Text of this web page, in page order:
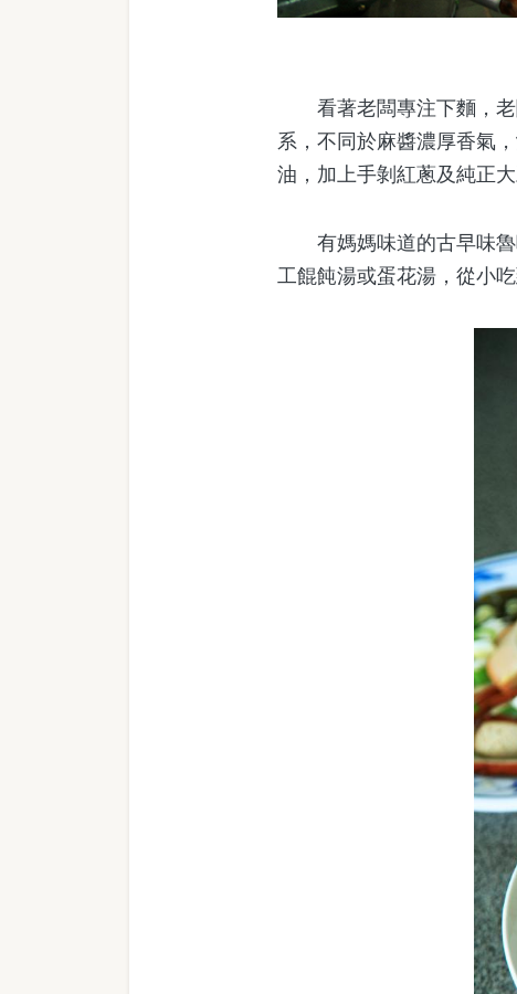
看著老闆專注下麵，老
系，不同於麻醬濃厚香氣
油，加上手剝紅蔥及純正
有媽媽味道的古早味魯
工餛飩湯或蛋花湯，從小